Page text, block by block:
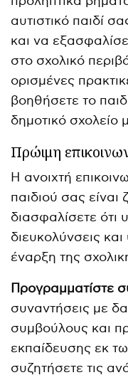
αυτιστικό παιδί
και να
στο σχολικό
ορισμένες
βοηθήσετε το
δημοτικό σχολείο
Πρώιμη
Η ανοιχτή
παιδιού σας είναι
διασφαλίσετε ότι
διευκολύνσεις
έναρξη της
Προγραμματίστε
συναντήσεις με
συμβούλους και
εκπαίδευσης εκ
συζητήσετε τις